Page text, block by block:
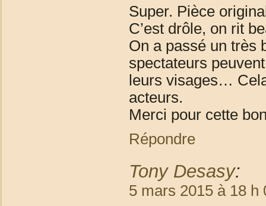
Super. Pièce
C’est drôle, on rit
On a passé un très
spectateurs
leurs visages…
acteurs.
Merci pour cette
Répondre
Tony Desasy:
5 mars 2015 à 18 h